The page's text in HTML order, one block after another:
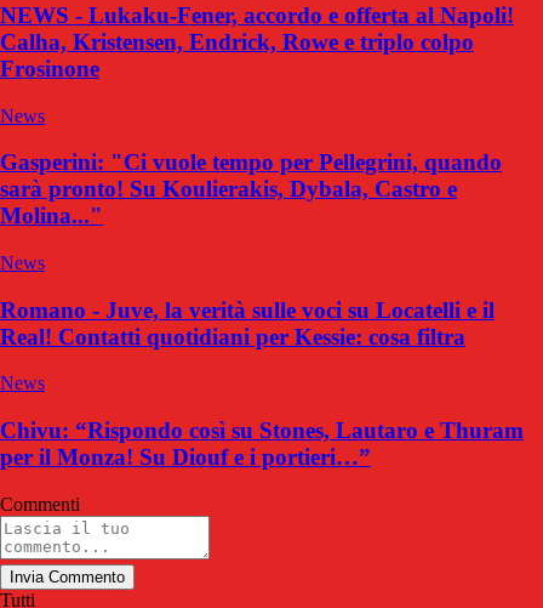
NEWS - Lukaku-Fener, accordo e offerta al Napoli!
Calha, Kristensen, Endrick, Rowe e triplo colpo
Frosinone
News
Gasperini: "Ci vuole tempo per Pellegrini, quando
sarà pronto! Su Koulierakis, Dybala, Castro e
Molina..."
News
Romano - Juve, la verità sulle voci su Locatelli e il
Real! Contatti quotidiani per Kessie: cosa filtra
News
Chivu: “Rispondo così su Stones, Lautaro e Thuram
per il Monza! Su Diouf e i portieri…”
Commenti
Invia Commento
Tutti